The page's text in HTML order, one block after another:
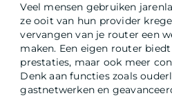
Veel mensen gebruiken
ze ooit van hun provider
vervangen van je router een
maken. Een eigen router
prestaties, maar ook meer
Denk aan functies zoals
gastnetwerken en